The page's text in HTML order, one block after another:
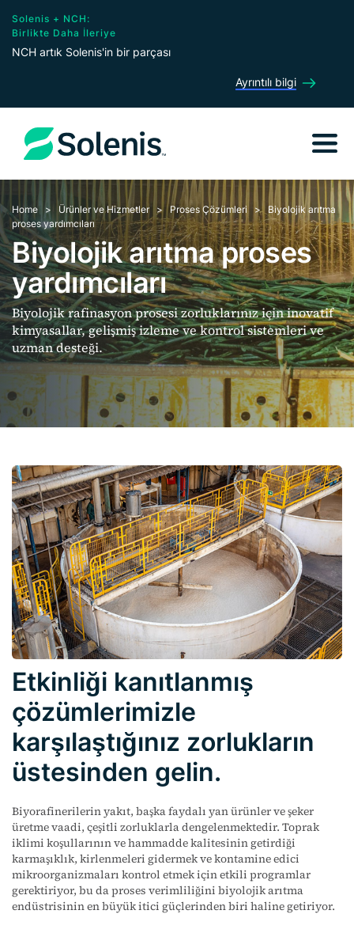
Solenis + NCH:
Birlikte Daha İleriye
NCH artık Solenis'in bir parçası
Ayrıntılı bilgi
Home Ürünler ve Hizmetler Proses Çözümleri
Biyolojik arıtma
proses yardımcıları
Biyolojik arıtma proses
yardımcıları
Biyolojik rafinasyon prosesi zorluklarınız için inovatif
kimyasallar, gelişmiş izleme ve kontrol sistemleri ve
uzman desteği.
Etkinliği kanıtlanmış
çözümlerimizle
karşılaştığınız zorlukların
üstesinden gelin.
Biyorafinerilerin yakıt, başka faydalı yan ürünler ve şeker
üretme vaadi, çeşitli zorluklarla dengelenmektedir. Toprak
iklimi koşullarının ve hammadde kalitesinin getirdiği
karmaşıklık, kirlenmeleri gidermek ve kontamine edici
mikroorganizmaları kontrol etmek için etkili programlar
gerektiriyor, bu da proses verimliliğini biyolojik arıtma
endüstrisinin en büyük itici güçlerinden biri haline getiriyor.